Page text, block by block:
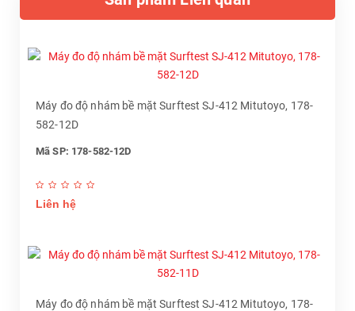
Máy đo độ nhám bề mặt Surftest SJ-412 Mitutoyo, 178-
582-12D
Mã SP: 178-582-12D
Liên hệ
Máy đo độ nhám bề mặt Surftest SJ-412 Mitutoyo, 178-